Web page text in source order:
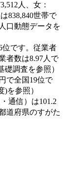
人、女：
838,840世帯で
口動態データを
位です。従業者
者数は8.97人で
礎調査を参照）
で全国19位で
を参照）
通信）は101.2
道府県のすがた